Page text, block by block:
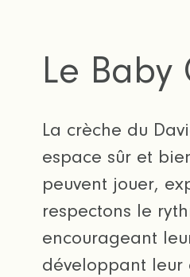
Le Baby
La crèche du
espace sûr et
peuvent jouer,
respectons le
encourageant
développant leur